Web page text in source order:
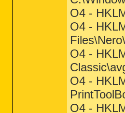
O4 -
O4 -
O4 -
O4 -
O4 -